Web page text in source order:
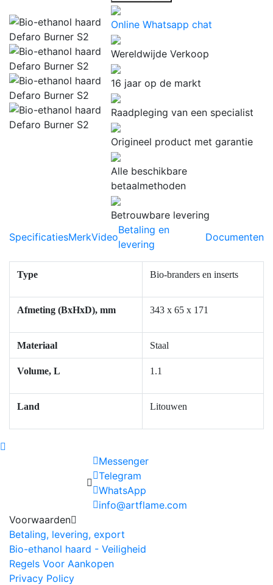
Online Whatsapp chat
Wereldwijde Verkoop
16 jaar op de markt
Raadpleging van een specialist
Origineel product met garantie
Alle beschikbare
betaalmethoden
Betrouwbare levering
SpecificatiesMerkVideo
Betaling en
levering
Documenten
Type Bio-branders en inserts
Afmeting (BxHxD), mm 343 x 65 x 171
Materiaal Staal
Volume, L 1.1
Land Litouwen
Messenger
Telegram
WhatsApp
info@artflame.com
Voorwaarden
Betaling, levering, export
Bio-ethanol haard - Veiligheid
Regels Voor Aankopen
Privacy Policy